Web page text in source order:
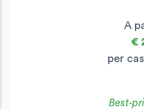
A
€
per
Best-